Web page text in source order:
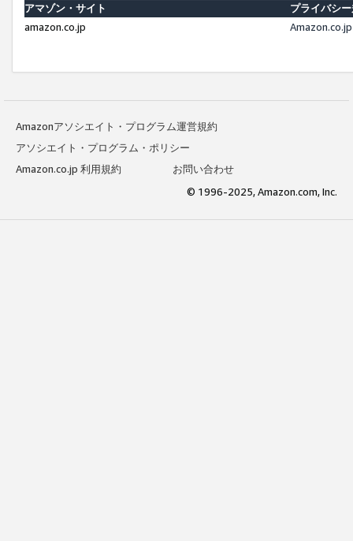
アマゾン・サイト
プライバシ
amazon.co.jp
Amazonアソシエイト・プログラム運営規約
アソシエイト・プログラム・ポリシー
Amazon.co.jp 利用規約
お問い合わせ
© 1996-2025, Amazon.com, Inc.